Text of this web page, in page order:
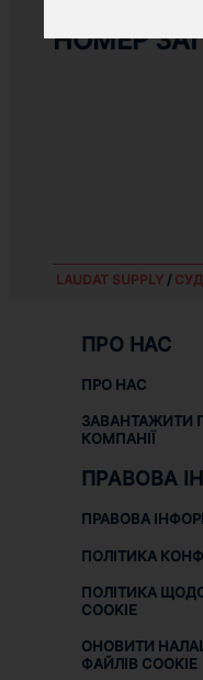
НОМЕР
LAUDAT SUPPLY/
ПРО НАС
ПРО НАС
ЗАВАНТАЖИТИ
КОМПАНІЇ
ПРАВОВА
ПРАВОВА
ПОЛІТИКА
ПОЛІТИКА
COOKIE
ОНОВИТИ
ФАЙЛІВ COOKIE